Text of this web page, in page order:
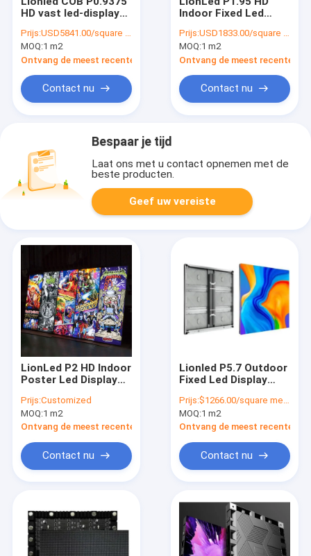
HD vast led-display
Prijs:USD5841.00/square meters
MOQ:1 m2
Ontvang de meest recente Prijs
Contact nu
Indoor Fixed Led
Prijs:USD1833.00/square meters
MOQ:1 m2
Ontvang de meest recente
Contact nu
Bespaar je tijd
Laat ons met u contact opnemen met de
beste producten.
Geef uw vereiste
LionLed P2 HD Indoor
Poster Led Display
Prijs:Customized
MOQ:1 m2
Ontvang de meest recente Prijs
Contact nu
Lionled P5.7 Outdoor
Fixed Led Display
Prijs:$1266.00/square meter
MOQ:1 m2
Ontvang de meest recente
Contact nu